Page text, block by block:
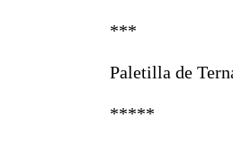
***
Paletilla de
*****